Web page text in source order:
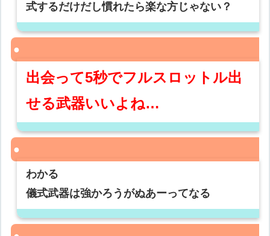
式するだけだし慣れたら楽な方じゃない？
出会って5秒でフルスロットル出
せる武器いいよね…
わかる
儀式武器は強かろうがぬあーってなる